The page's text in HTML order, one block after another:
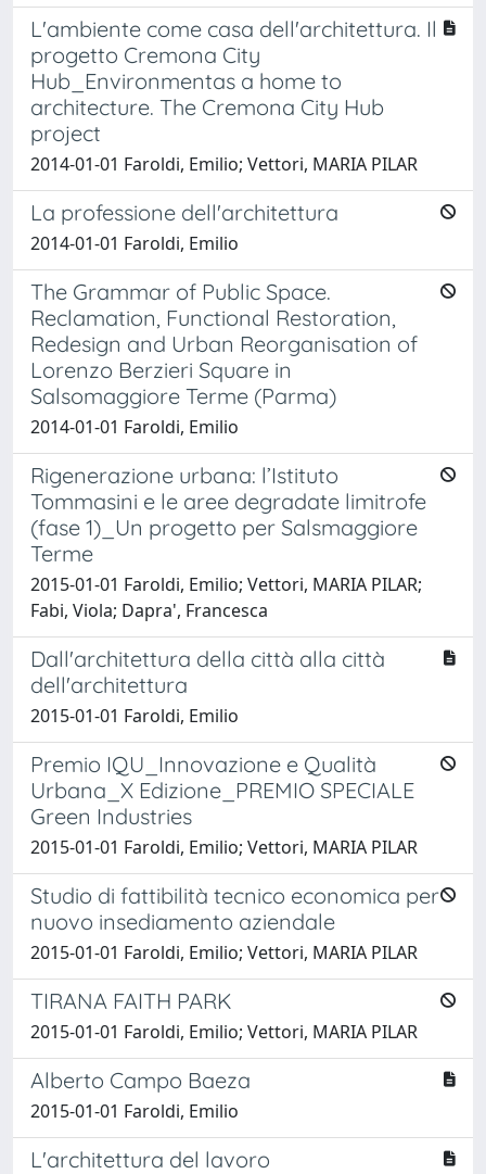
L'ambiente come casa dell'architettura. Il
progetto Cremona City
Hub_Environmentas a home to
architecture. The Cremona City Hub
project
2014-01-01 Faroldi, Emilio; Vettori, MARIA PILAR
La professione dell'architettura
2014-01-01 Faroldi, Emilio
The Grammar of Public Space.
Reclamation, Functional Restoration,
Redesign and Urban Reorganisation of
Lorenzo Berzieri Square in
Salsomaggiore Terme (Parma)
2014-01-01 Faroldi, Emilio
Rigenerazione urbana: l’Istituto
Tommasini e le aree degradate limitrofe
(fase 1)_Un progetto per Salsmaggiore
Terme
2015-01-01 Faroldi, Emilio; Vettori, MARIA PILAR;
Fabi, Viola; Dapra', Francesca
Dall'architettura della città alla città
dell'architettura
2015-01-01 Faroldi, Emilio
Premio IQU_Innovazione e Qualità
Urbana_X Edizione_PREMIO SPECIALE
Green Industries
2015-01-01 Faroldi, Emilio; Vettori, MARIA PILAR
Studio di fattibilità tecnico economica per
nuovo insediamento aziendale
2015-01-01 Faroldi, Emilio; Vettori, MARIA PILAR
TIRANA FAITH PARK
2015-01-01 Faroldi, Emilio; Vettori, MARIA PILAR
Alberto Campo Baeza
2015-01-01 Faroldi, Emilio
L'architettura del lavoro